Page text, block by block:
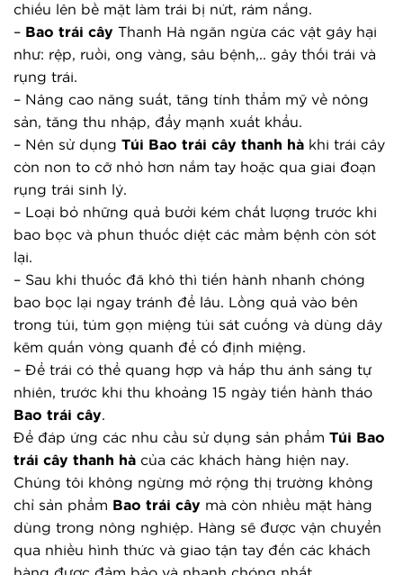
chiếu lên bề mặt làm trái bị nứt, rám nắng.
– Bao trái cây Thanh Hà ngăn ngừa các vật gây hại
như: rệp, ruồi, ong vàng, sâu bệnh,.. gây thối trái và
rụng trái.
– Nâng cao năng suất, tăng tính thẩm mỹ về nông
sản, tăng thu nhập, đẩy mạnh xuất khẩu.
– Nên sử dụng Túi Bao trái cây thanh hà khi trái cây
còn non to cỡ nhỏ hơn nắm tay hoặc qua giai đoạn
rụng trái sinh lý.
– Loại bỏ những quả bưởi kém chất lượng trước khi
bao bọc và phun thuốc diệt các mầm bệnh còn sót
lại.
– Sau khi thuốc đã khô thì tiến hành nhanh chóng
bao bọc lại ngay tránh để lâu. Lồng quả vào bên
trong túi, túm gọn miệng túi sát cuống và dùng dây
kẽm quấn vòng quanh để cố định miệng.
– Để trái có thể quang hợp và hấp thu ánh sáng tự
Bao trái cây.
Để đáp ứng các nhu cầu sử dụng sản phẩm Túi Bao
trái cây thanh hà của các khách hàng hiện nay.
Chúng tôi không ngừng mở rộng thị trường không
chỉ sản phẩm Bao trái cây mà còn nhiều mặt hàng
dùng trong nông nghiệp. Hàng sẽ được vận chuyển
qua nhiều hình thức và giao tận tay đến các khách